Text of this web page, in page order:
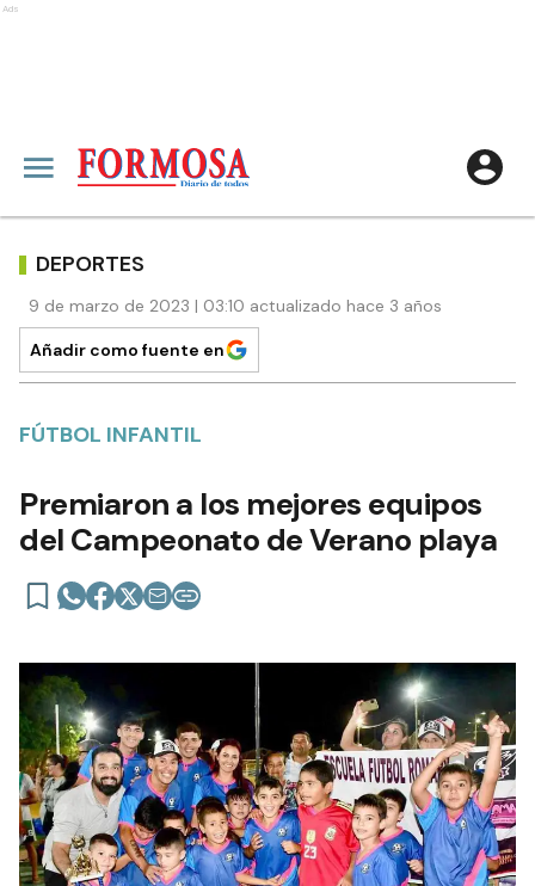
Ads
DEPORTES
9 de marzo de 2023 | 03:10 actualizado hace 3 años
Añadir como fuente en
FÚTBOL INFANTIL
Premiaron a los mejores equipos
del Campeonato de Verano playa